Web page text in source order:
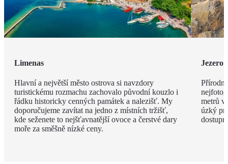
Limenas
Hlavní a největší město ostrova si navzdory
turistickému rozmachu zachovalo původní kouzlo i
řádku historicky cenných památek a nalezišť. My
doporučujeme zavítat na jedno z místních tržišť,
kde seženete to nejšťavnatější ovoce a čerstvé dary
moře za směšně nízké ceny.
Jezero
metrů
úzký